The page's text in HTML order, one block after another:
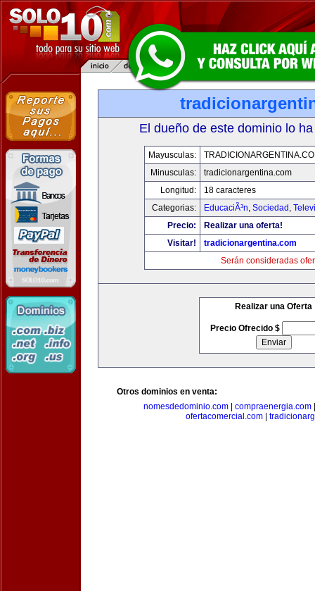
El dueño de este dominio lo
Mayusculas:
Minusculas:
tradicionargentina.com
Longitud:
18 caracteres
Categorias:
EducaciÃ³n, Sociedad ,
Precio:
Realizar una oferta!
Visitar!
tradicionargentina.com
Serán consideradas
Realizar una Oferta
Precio Ofrecido $
Otros dominios en venta:
nomesdedominio.com| compraenergia.com
ofertacomercial.com